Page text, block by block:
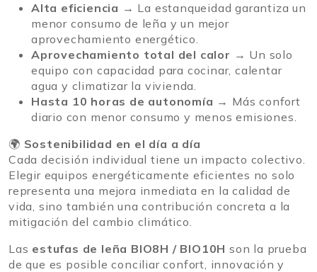
Alta eficiencia → La estanqueidad garantiza un
menor consumo de leña y un mejor
aprovechamiento energético.
Aprovechamiento total del calor → Un solo
equipo con capacidad para cocinar, calentar
agua y climatizar la vivienda.
Hasta 10 horas de autonomía → Más confort
diario con menor consumo y menos emisiones.
🌍 Sostenibilidad en el día a día
Cada decisión individual tiene un impacto colectivo.
Elegir equipos energéticamente eficientes no solo
representa una mejora inmediata en la calidad de
vida, sino también una contribución concreta a la
mitigación del cambio climático.
Las estufas de leña BIO8H / BIO10H son la prueba
de que es posible conciliar confort, innovación y